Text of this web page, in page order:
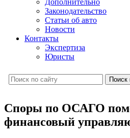
Дополнительно
Законодательство
Статьи об авто
Новости
Контакты
Экспертиза
Юристы
Поиск
Споры по ОСАГО
финансовый